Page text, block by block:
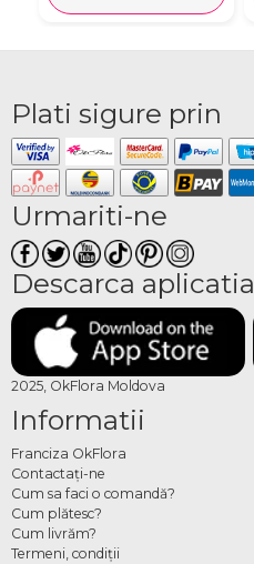
Plati sigure prin
Urmariti-ne
Descarca aplicatia
2025, OkFlora Moldova
Informatii
Franciza OkFlora
Contactaţi-ne
Cum sa faci o comandă?
Cum plătesc?
Cum livrăm?
Termeni, condiţii